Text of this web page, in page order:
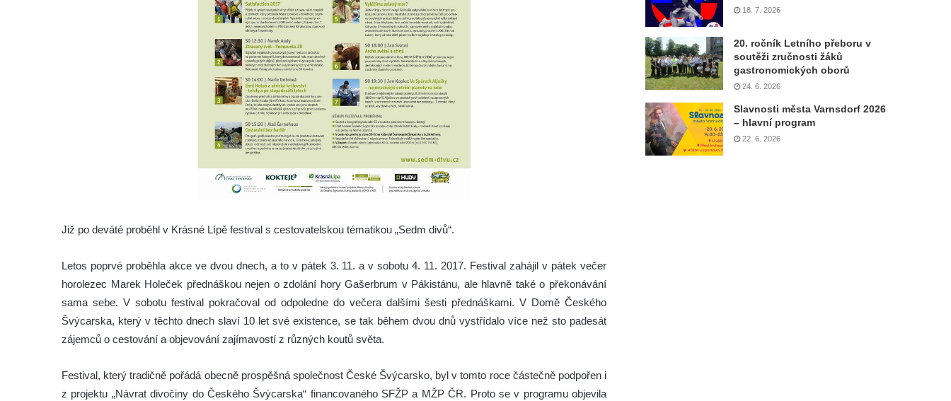
Již po deváté proběhl v Krásné Lípě festival s cestovatelskou tématikou „Sedm divů“.
Letos poprvé proběhla akce ve dvou dnech, a to v pátek 3. 11. a v sobotu 4. 11. 2017. Festival zahájil v pátek večer
horolezec Marek Holeček přednáškou nejen o zdolání hory Gašerbrum v Pákistánu, ale hlavně také o překonávání
sama sebe. V sobotu festival pokračoval od odpoledne do večera dalšími šesti přednáškami. V Domě Českého
Švýcarska, který v těchto dnech slaví 10 let své existence, se tak během dvou dnů vystřídalo více než sto padesát
zájemců o cestování a objevování zajímavostí z různých koutů světa.
Festival, který tradičně pořádá obecně prospěšná společnost České Švýcarsko, byl v tomto roce částečně podpořen i
z projektu „Návrat divočiny do Českého Švýcarska“ financovaného SFŽP a MŽP ČR. Proto se v programu objevila
18. 7. 2026
20. ročník Letního přeboru v
soutěži zručnosti žáků
gastronomických oborů
24. 6. 2026
Slavnosti města Varnsdorf 2026
– hlavní program
22. 6. 2026